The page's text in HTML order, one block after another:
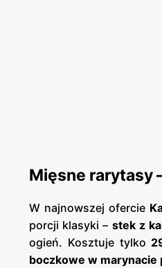
Mięsne rarytasy
W najnowszej ofercie
porcji klasyki – stek z
ogień. Kosztuje tylko
boczkowe w marynacie